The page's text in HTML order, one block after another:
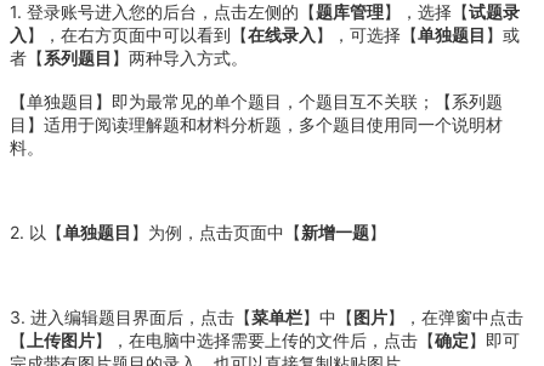
1. 登录账号进入您的后台，点击左侧的【题库管理】，选择【试题录
入 】，在右方页面中可以看到【在线录入 】，可选择【单独题目 】或
者【系列题目 】两种导入方式。
【单独题目】即为最常见的单个题目，个题目互不关联；【系列题
目】适用于阅读理解题和材料分析题，多个题目使用同一个说明材
料。
2. 以【单独题目 】为例，点击页面中【新增一题】
3. 进入编辑题目界面后，点击【菜单栏】中【图片】，在弹窗中点击
【 上传图片】，在电脑中选择需要上传的文件后，点击【确定】即可